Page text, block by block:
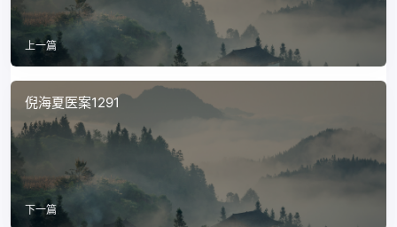
上一篇
倪海夏医案1291
下一篇